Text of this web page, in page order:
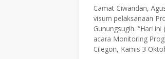
Camat Ciwandan,
visum pelaksanaan
Gunungsugih. “Hari
acara Monitoring
Cilegon, Kamis 3